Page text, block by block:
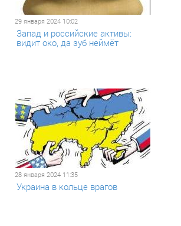
29 января 2024 10:02
Запад и российские активы:
видит око, да зуб неймёт
28 января 2024 11:35
Украина в кольце врагов